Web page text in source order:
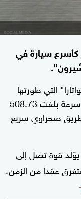
كأسرع سيارة في
التي طورتها
شركة "إس إس سي" الأميركية، سجلت سرعة بلغت 508.73
طريق صحراوي سريع
يوّلد قوة تصل إلى
عقدا من الزمن،
.